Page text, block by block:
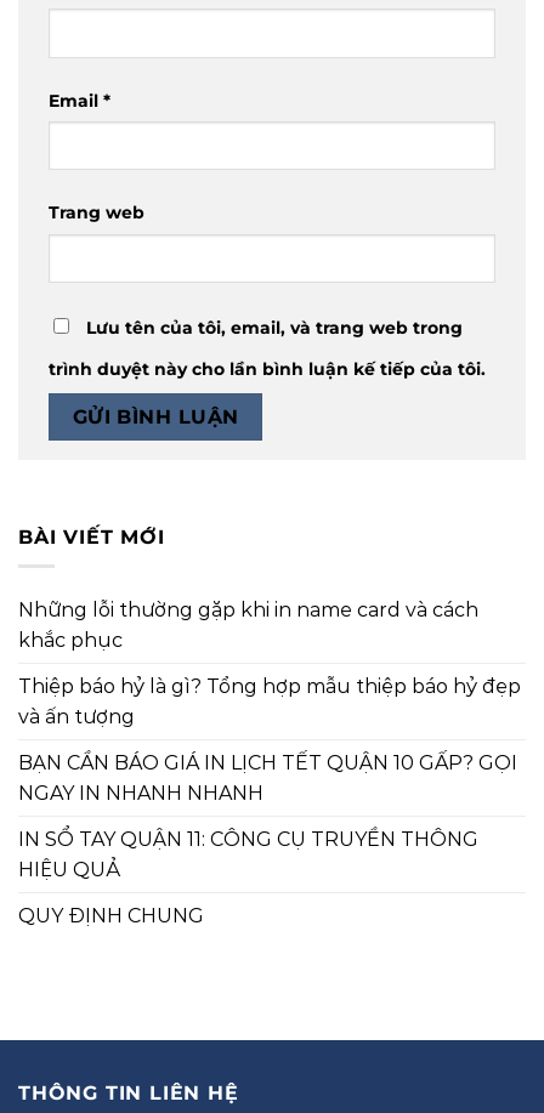
Email *
Trang web
Lưu tên của tôi, email, và trang web trong
trình duyệt này cho lần bình luận kế tiếp của tôi.
BÀI VIẾT MỚI
Những lỗi thường gặp khi in name card và cách
khắc phục
Thiệp báo hỷ là gì? Tổng hợp mẫu thiệp báo hỷ đẹp
và ấn tượng
BẠN CẦN BÁO GIÁ IN LỊCH TẾT QUẬN 10 GẤP? GỌI
NGAY IN NHANH NHANH
IN SỔ TAY QUẬN 11: CÔNG CỤ TRUYỀN THÔNG
HIỆU QUẢ
QUY ĐỊNH CHUNG
THÔNG TIN LIÊN HỆ